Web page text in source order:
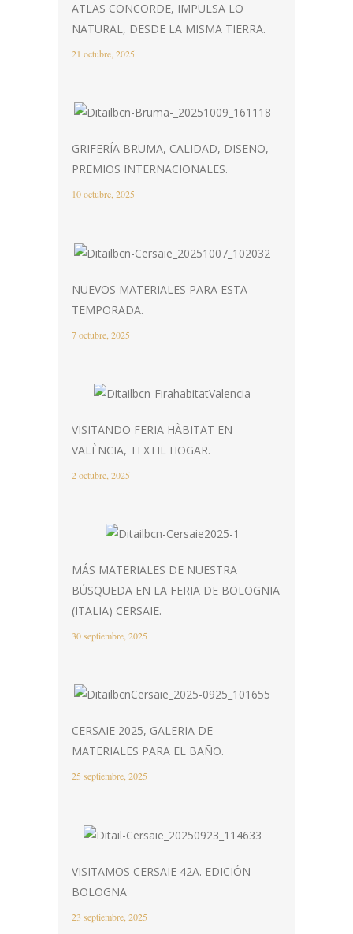
ATLAS CONCORDE, IMPULSA LO
NATURAL, DESDE LA MISMA TIERRA.
21 octubre, 2025
GRIFERÍA BRUMA, CALIDAD, DISEÑO,
PREMIOS INTERNACIONALES.
10 octubre, 2025
NUEVOS MATERIALES PARA ESTA
TEMPORADA.
7 octubre, 2025
VISITANDO FERIA HÀBITAT EN
VALÈNCIA, TEXTIL HOGAR.
2 octubre, 2025
MÁS MATERIALES DE NUESTRA
BÚSQUEDA EN LA FERIA DE BOLOGNIA
(ITALIA) CERSAIE.
30 septiembre, 2025
CERSAIE 2025, GALERIA DE
MATERIALES PARA EL BAÑO.
25 septiembre, 2025
VISITAMOS CERSAIE 42A. EDICIÓN-
BOLOGNA
23 septiembre, 2025